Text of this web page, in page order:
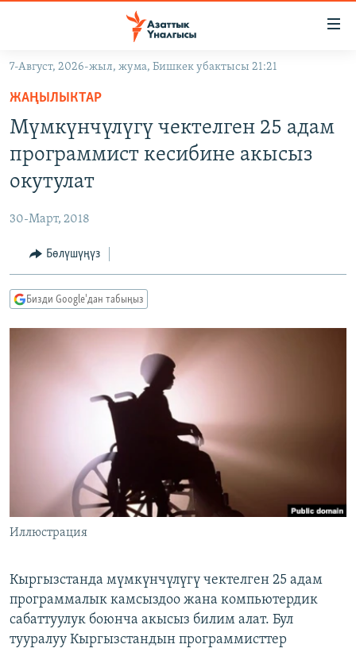
Навигацияга
өтүңүз
Издөөгө
салыңызКЫРГЫЗСТАН
МАДАНИЯТ
ДҮЙНӨ
УКРАИНА
ТВ ПРОГРАММАЛАР
БҮГҮН АЗАТТЫКТА
ЫҢГАЙСЫЗ СУРООЛОР
ПОДКАСТ
Русский
ЭЕ/АРнун бардык сайттары
7-Август, 2026-жыл, жума, Бишкек убактысы 21:21
ЖАҢЫЛЫКТАР
Мүмкүнчүлүгү чектелген 25 адам
программист кесибине акысыз
окутулат
30-Март, 2018
Бөлүшүңүз
Бизди Google'дан табыңыз
Иллюстрация
Кыргызстанда мүмкүнчүлүгү чектелген 25 адам
программалык камсыздоо жана компьютердик
сабаттуулук боюнча акысыз билим алат. Бул
тууралуу Кыргызстандын программисттер